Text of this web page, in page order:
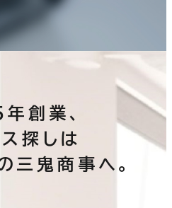
創業、
探しは
三鬼商事へ。